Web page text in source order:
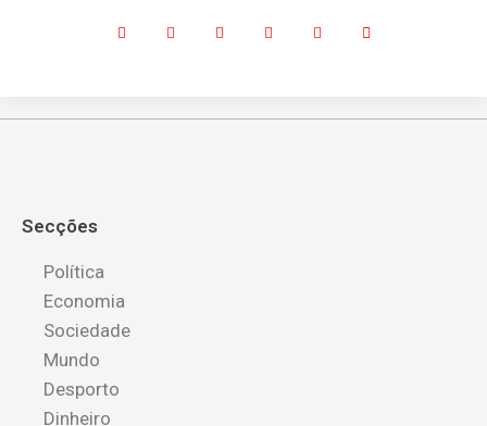
Secções
Política
Economia
Sociedade
Mundo
Desporto
Dinheiro